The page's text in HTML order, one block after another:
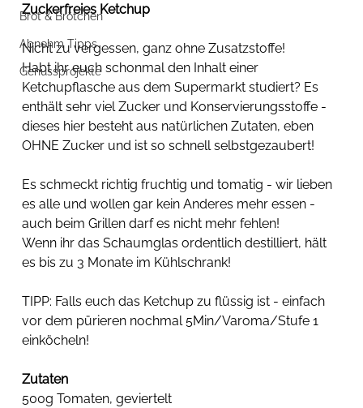
Brot & Brötchen
Abnehm Tipps
Genussprojekte
Zuckerfreies Ketchup
Nicht zu vergessen, ganz ohne Zusatzstoffe!
Habt ihr euch schonmal den Inhalt einer
Ketchupflasche aus dem Supermarkt studiert? Es
enthält sehr viel Zucker und Konservierungsstoffe -
dieses hier besteht aus natürlichen Zutaten, eben
OHNE Zucker und ist so schnell selbstgezaubert!
Es schmeckt richtig fruchtig und tomatig - wir lieben
es alle und wollen gar kein Anderes mehr essen -
auch beim Grillen darf es nicht mehr fehlen!
Wenn ihr das Schaumglas ordentlich destilliert, hält
es bis zu 3 Monate im Kühlschrank!
TIPP: Falls euch das Ketchup zu flüssig ist - einfach
vor dem pürieren nochmal 5Min/Varoma/Stufe 1
einköcheln!
Zutaten
500g Tomaten, geviertelt